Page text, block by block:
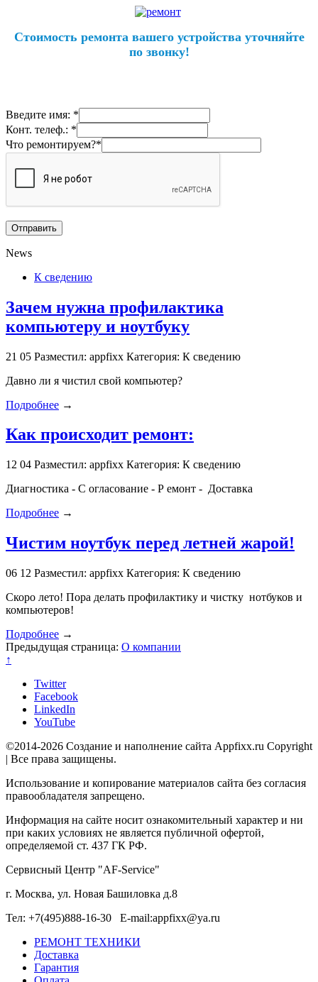
Стоимость ремонта вашего устройства уточняйте
по звонку!
Введите имя: *
Конт. телеф.: *
Что ремонтируем?*
News
К сведению
Зачем нужна профилактика
компьютеру и ноутбуку
21 05 Разместил: appfixx Категория: К сведению
Давно ли я чистил свой компьютер?
Подробнее →
Как происходит ремонт:
12 04 Разместил: appfixx Категория: К сведению
Диагностика - С огласование - Р емонт - Доставка
Подробнее →
Чистим ноутбук перед летней жарой!
06 12 Разместил: appfixx Категория: К сведению
Скоро лето! Пора делать профилактику и чистку нотбуков и
компьютеров!
Подробнее →
Предыдущая страница: О компании
↑
Twitter
Facebook
LinkedIn
YouTube
©2014-2026 Создание и наполнение сайта Appfixx.ru Copyright
| Все права защищены.
Использование и копирование материалов сайта без согласия
правообладателя запрещено.
Информация на сайте носит ознакомительный характер и ни
при каких условиях не является публичной офертой,
определяемой ст. 437 ГК РФ.
Сервисный Центр "AF-Service"
г. Москва, ул. Новая Башиловка д.8
Тел: +7(495)888-16-30 E-mail:appfixx@ya.ru
РЕМОНТ ТЕХНИКИ
Доставка
Гарантия